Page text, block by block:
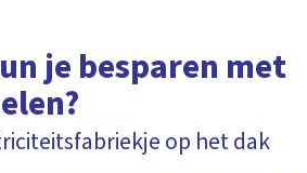
je besparen met
op het dak